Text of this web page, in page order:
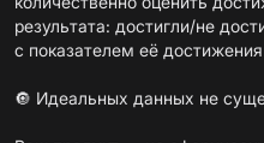
результата: достигли/не
с показателем её
🔘 Идеальных данных не